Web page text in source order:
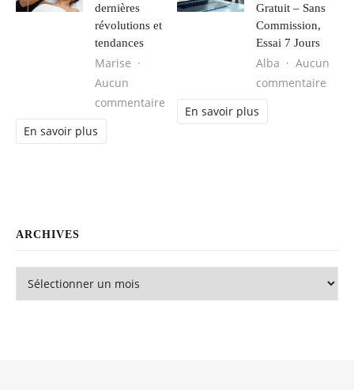
dernières
révolutions et
tendances
Marise
Aucun
commentaire
En savoir plus
Gratuit – Sans
Commission,
Essai 7 Jours
Alba
Aucun
commentaire
En savoir plus
ARCHIVES
Archives